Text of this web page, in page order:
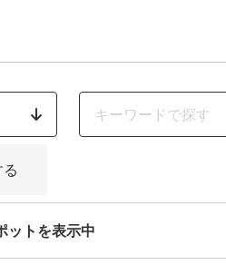
ットを表示中